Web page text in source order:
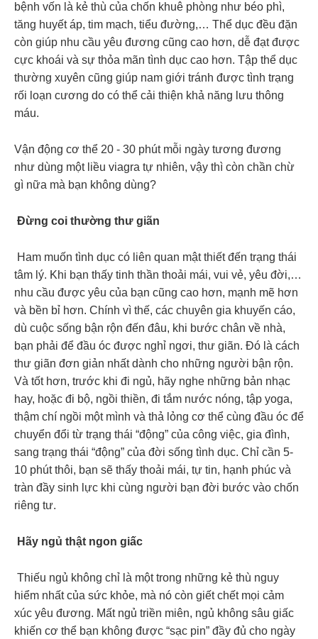
bệnh vốn là kẻ thù của chốn khuê phòng như béo phì,
tăng huyết áp, tim mạch, tiểu đường,… Thể dục đều đặn
còn giúp nhu cầu yêu đương cũng cao hơn, dễ đạt được
cực khoái và sự thỏa mãn tình dục cao hơn. Tập thể dục
thường xuyên cũng giúp nam giới tránh được tình trạng
rối loạn cương do có thể cải thiện khả năng lưu thông
máu.
Vận động cơ thể 20 - 30 phút mỗi ngày tương đương
như dùng một liều viagra tự nhiên, vậy thì còn chần chừ
gì nữa mà bạn không dùng?
Đừng coi thường thư giãn
Ham muốn tình dục có liên quan mật thiết đến trạng thái
tâm lý. Khi bạn thấy tinh thần thoải mái, vui vẻ, yêu đời,…
nhu cầu được yêu của bạn cũng cao hơn, mạnh mẽ hơn
và bền bỉ hơn. Chính vì thế, các chuyên gia khuyến cáo,
dù cuộc sống bận rộn đến đâu, khi bước chân về nhà,
bạn phải để đầu óc được nghỉ ngơi, thư giãn. Đó là cách
thư giãn đơn giản nhất dành cho những người bận rộn.
Và tốt hơn, trước khi đi ngủ, hãy nghe những bản nhạc
hay, hoặc đi bộ, ngồi thiền, đi tắm nước nóng, tập yoga,
thậm chí ngồi một mình và thả lỏng cơ thể cùng đầu óc để
chuyển đổi từ trạng thái “động” của công việc, gia đình,
sang trạng thái “động” của đời sống tình dục. Chỉ cần 5-
10 phút thôi, bạn sẽ thấy thoải mái, tự tin, hạnh phúc và
tràn đầy sinh lực khi cùng người bạn đời bước vào chốn
riêng tư.
Hãy ngủ thật ngon giấc
Thiếu ngủ không chỉ là một trong những kẻ thù nguy
hiểm nhất của sức khỏe, mà nó còn giết chết mọi cảm
xúc yêu đương. Mất ngủ triền miên, ngủ không sâu giấc
khiến cơ thể bạn không được “sạc pin” đầy đủ cho ngày